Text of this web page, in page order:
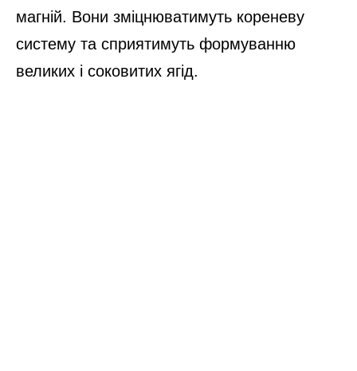
магній. Вони зміцнюватимуть кореневу
систему та сприятимуть формуванню
великих і соковитих ягід.